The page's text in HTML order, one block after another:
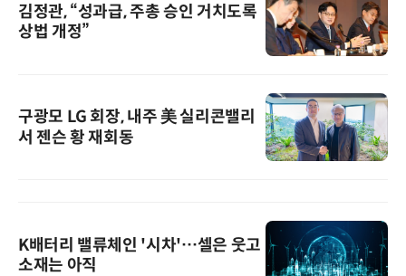
김정관, “성과급, 주총 승인 거치도록
상법 개정”
구광모 LG 회장, 내주 美 실리콘밸리
서 젠슨 황 재회동
K배터리 밸류체인 '시차'…셀은 웃고
소재는 아직